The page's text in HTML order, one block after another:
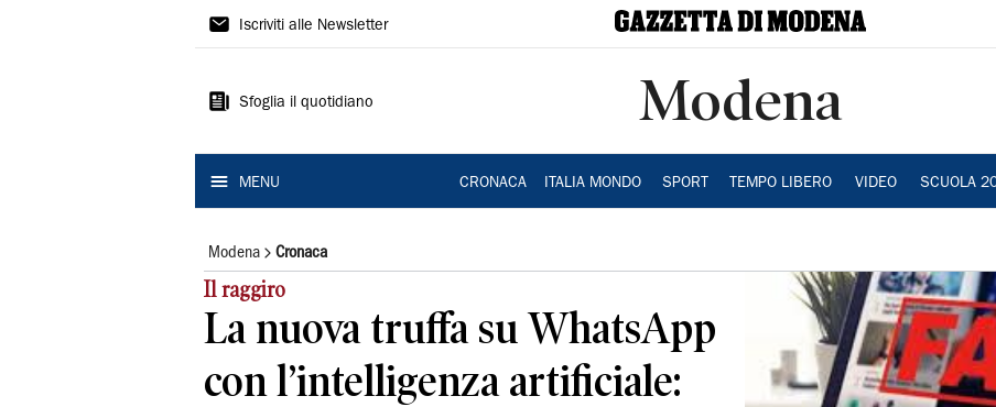
Gazzetta
Modena
Iscriviti alle Newsletter
Sfoglia il quotidiano Modena
MENU CRONACA ITALIA MONDO SPORT TEMPO LIBERO VIDEO SCUOLA
Modena Cronaca
Il raggiro
La nuova truffa su WhatsApp
con l’intelligenza artificiale: